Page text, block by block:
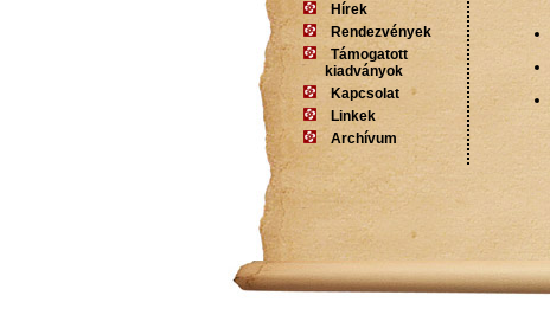
Hírek
Rendezvények
Támogatott
kiadványok
Kapcsolat
Linkek
Archívum